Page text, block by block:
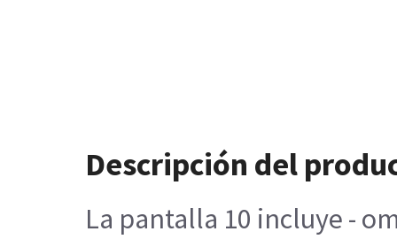
Descripción del
La pantalla 10 incluye -